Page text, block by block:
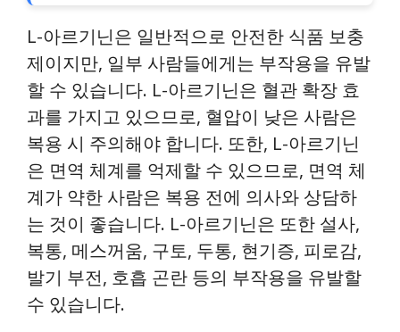
L-아르기닌은 일반적으로 안전한 식품 보충
제이지만, 일부 사람들에게는 부작용을 유발
할 수 있습니다. L-아르기닌은 혈관 확장 효
과를 가지고 있으므로, 혈압이 낮은 사람은
복용 시 주의해야 합니다. 또한, L-아르기닌
은 면역 체계를 억제할 수 있으므로, 면역 체
계가 약한 사람은 복용 전에 의사와 상담하
는 것이 좋습니다. L-아르기닌은 또한 설사,
복통, 메스꺼움, 구토, 두통, 현기증, 피로감,
발기 부전, 호흡 곤란 등의 부작용을 유발할
수 있습니다.